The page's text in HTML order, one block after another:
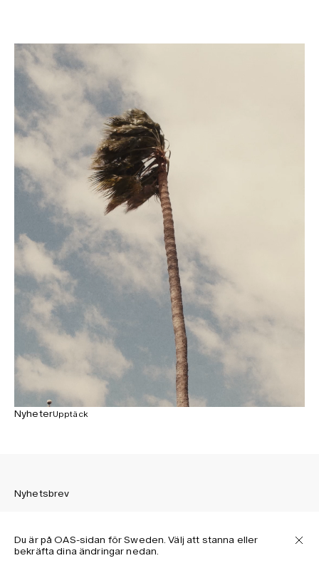
NyheterUpptäck
Nyhetsbrev
Du är på OAS-sidan för Sweden. Välj att stanna eller
bekräfta dina ändringar nedan.